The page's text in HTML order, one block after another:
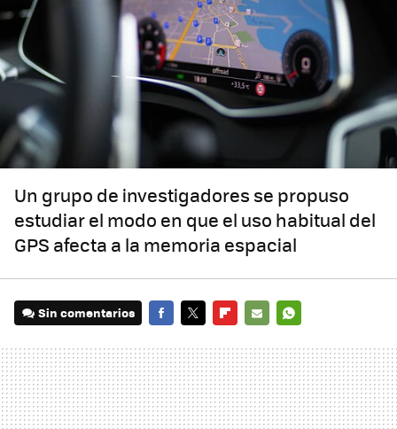
Un grupo de investigadores se propuso
estudiar el modo en que el uso habitual del
GPS afecta a la memoria espacial
Sin comentarios
MAIL